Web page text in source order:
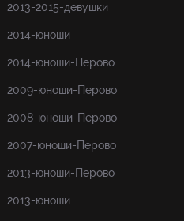
2013-2015-девушки
2014-юноши
2014-юноши-Перово
2009-юноши-Перово
2008-юноши-Перово
2007-юноши-Перово
2013-юноши-Перово
2013-юноши